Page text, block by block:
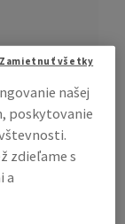
našej
poskytovanie
zdieľame s
a
Zamietnuť všetky